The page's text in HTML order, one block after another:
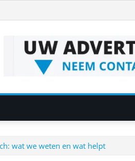
wat we weten en wat helpt